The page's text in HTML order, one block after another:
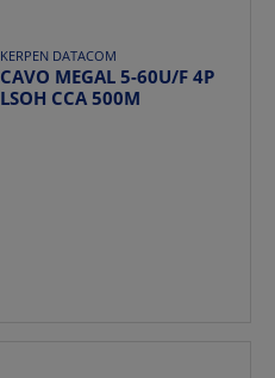
KERPEN DATACOM
CAVO MEGAL 5-60U/F 4P
LSOH CCA 500M